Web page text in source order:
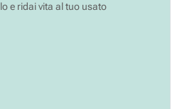
e ridai vita al tuo usato